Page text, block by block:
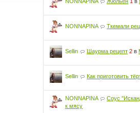
NONNAPINA Ткемали
Sellin Шаурма рецепт 2 в
Sellin Как приготовить
NONNAPINA Соус
к мясу